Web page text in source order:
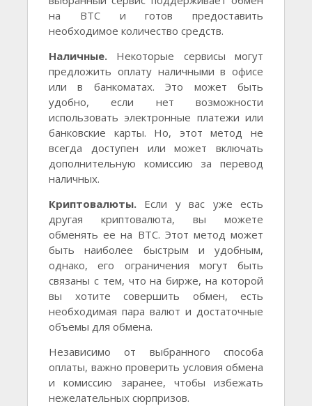
на BTC и готов предоставить
необходимое количество средств.
Наличные. Некоторые сервисы могут
предложить оплату наличными в офисе
или в банкоматах. Это может быть
удобно, если нет возможности
использовать электронные платежи или
банковские карты. Но, этот метод не
всегда доступен или может включать
дополнительную комиссию за перевод
наличных.
Криптовалюты. Если у вас уже есть
другая криптовалюта, вы можете
обменять ее на BTC. Этот метод может
быть наиболее быстрым и удобным,
однако, его ограничения могут быть
связаны с тем, что на бирже, на которой
вы хотите совершить обмен, есть
необходимая пара валют и достаточные
объемы для обмена.
Независимо от выбранного способа
оплаты, важно проверить условия обмена
и комиссию заранее, чтобы избежать
нежелательных сюрпризов.